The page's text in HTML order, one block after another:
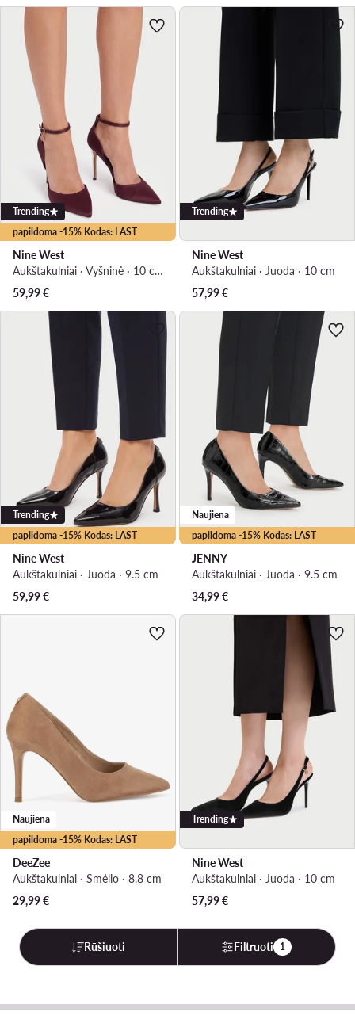
papildoma -15% Kodas: LAST
Trending
Nine West
Aukštakulniai · Vyšninė · 10 cm
59,99€
Trending
Nine West
Aukštakulniai · Juoda · 10 cm
57,99€
papildoma -15% Kodas: LAST
Trending
Nine West
Aukštakulniai · Juoda · 9.5 cm
59,99€
papildoma -15% Kodas: LAST
Naujiena
JENNY
Aukštakulniai · Juoda · 9.5 cm
34,99€
papildoma -15% Kodas: LAST
Naujiena
DeeZee
Aukštakulniai · Smėlio · 8.8 cm
29,99€
Trending
Nine West
Aukštakulniai · Juoda · 10 cm
57,99€
Rūšiuoti Filtruoti 1